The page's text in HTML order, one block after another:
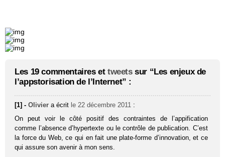
Les 19 commentaires et tweetssur “Les enjeux de
l’appstorisation de l’Internet” :
[1] -Olivier a écrit le 22 décembre 2011 :
On peut voir le côté positif des contraintes de l’appification
comme l’absence d’hypertexte ou le contrôle de publication. C’est
la force du Web, ce qui en fait une plate-forme d’innovation, et ce
qui assure son avenir à mon sens.